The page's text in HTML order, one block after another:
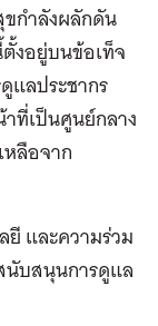
กำลังผลักดัน
งอยู่บนข้อเท็จ
แลประชากร
ที่เป็นศูนย์กลาง
หลือจาก
ยี และความร่วม
บสนุนการดูแล